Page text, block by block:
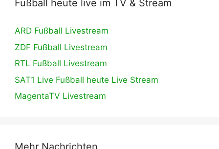
Fußball heute live im TV & Stream
ARD Fußball Livestream
ZDF Fußball Livestream
RTL Fußball Livestream
SAT1 Live Fußball heute Live Stream
MagentaTV Livestream